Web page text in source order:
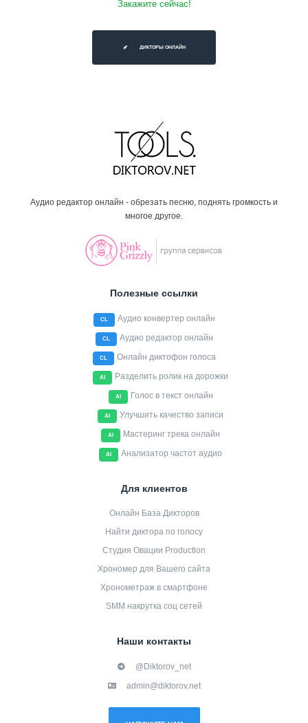
Закажите сейчас!
ДИКТОРЫ ОНЛАЙН
Аудио редактор онлайн - обрезать песню, поднять громкость и
многое другое.
Полезные ссылки
CL Аудио конвертер онлайн
CL Аудио редактор онлайн
CL Онлайн диктофон голоса
AI Разделить ролик на дорожки
AI Голос в текст онлайн
AI Улучшить качество записи
AI Мастеринг трека онлайн
AI Анализатор частот аудио
Для клиентов
Онлайн База Дикторов
Найти диктора по голосу
Студия Овации Production
Хрономер для Вашего сайта
Хронометраж в смартфоне
SMM накрутка соц сетей
Наши контакты
@Diktorov_net
admin@diktorov.net